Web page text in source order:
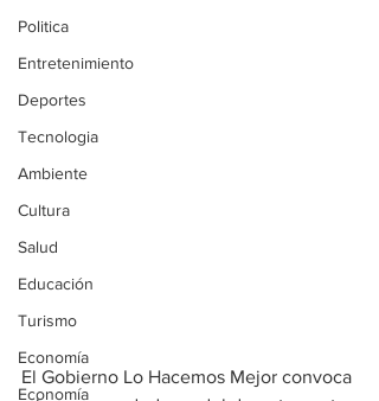
Politica
Entretenimiento
Deportes
Tecnologia
Ambiente
Cultura
Salud
Educación
Turismo
Economía
Economía
El Gobierno Lo Hacemos Mejor convoca